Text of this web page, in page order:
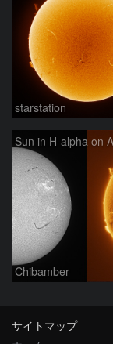
starstation
Chibamber
サイトマップ